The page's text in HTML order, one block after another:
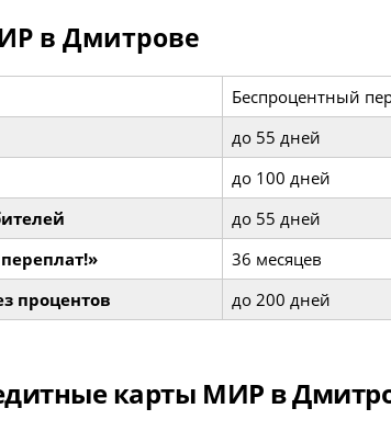
в Дмитрове
Беспроцентный
до 55 дней
до 100 дней
до 55 дней
36 месяцев
процентов
до 200 дней
карты МИР в